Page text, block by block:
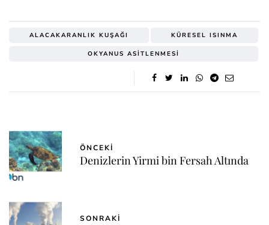
ALACAKARANLIK KUŞAĞI KÜRESEL ISINMA
OKYANUS ASITLENMESI
ÖNCEKI
Denizlerin Yirmi bin Fersah Altında
SONRAKI